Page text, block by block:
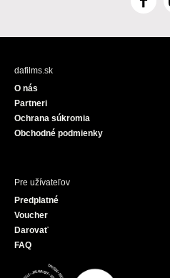
F
c
dafilms.sk
O nás
Partneri
Ochrana súkromia
Obchodné podmienky
Pre užívateľov
Predplatné
Voucher
Darovať
FAQ